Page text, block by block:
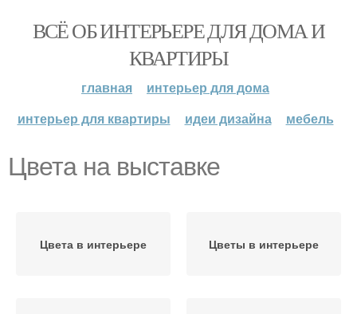
ВСЁ ОБ ИНТЕРЬЕРЕ ДЛЯ ДОМА И
КВАРТИРЫ
главная
интерьер для дома
интерьер для квартиры
идеи дизайна мебель
Цвета на выставке
Цвета в интерьере Цветы в интерьере